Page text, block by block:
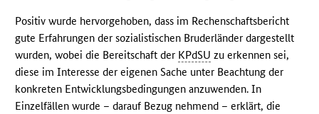
Positiv wurde hervorgehoben, dass im Rechenschaftsbericht
gute Erfahrungen der sozialistischen Bruderländer dargestellt
wurden, wobei die Bereitschaft der KPdSU zu erkennen sei,
diese im Interesse der eigenen Sache unter Beachtung der
konkreten Entwicklungsbedingungen anzuwenden. In
Einzelfällen wurde – darauf Bezug nehmend – erklärt, die